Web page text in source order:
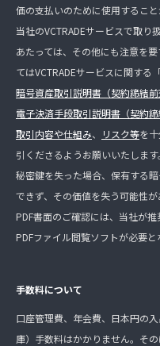
価の支払いのために使用すること
当社のVCTRADEサービスで取り
あたっては、その他にも注意を
てはVCTRADEサービスに関する
暗号資産取引説明書（契約締結前
電子決済手段取引説明書（契約締
取引内容や仕組み、 リスク等を
引くださるようお願いいたします。
秘密鍵を失った場合、保有する
できず、その価値を失う可能性が
PDF書面のご確認には、当社が
PDFファイル閲覧ソフトが必要と
手数料について
口座管理費、年会費、日本円の
庫）手数料はかかりません。そ